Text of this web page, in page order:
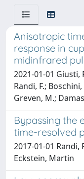
Anisotropic
response in
midinfrared
2021-01-01 Giusti,
Randi, F.; Boschini,
Greven, M.;
Bypassing the
time-resolved
2017-01-01 Randi,
Eckstein, Martin